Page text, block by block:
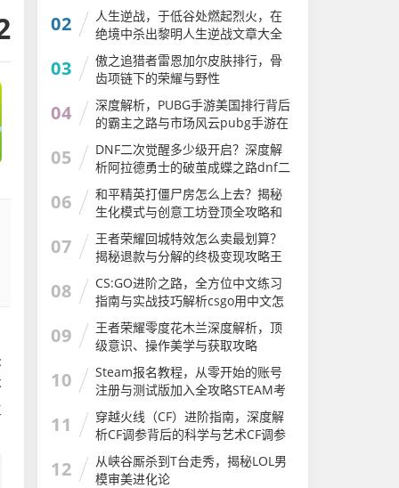
02
人生逆战，于低谷处燃起烈火，在
绝境中杀出黎明人生逆战文章大全
03
傲之追猎者雷恩加尔皮肤排行，骨
齿项链下的荣耀与野性
04
深度解析，PUBG手游美国排行背后
的霸主之路与市场风云pubg手游在
国外火吗
05
DNF二次觉醒多少级开启？深度解
析阿拉德勇士的破茧成蝶之路dnf二
次觉醒几级
06
和平精英打僵尸房怎么上去？揭秘
生化模式与创意工坊登顶全攻略和
平精英打僵尸房怎么上去的
07
王者荣耀回城特效怎么卖最划算？
揭秘退款与分解的终极变现攻略王
者荣耀怎么卖回城特效皮肤
08
CS:GO进阶之路，全方位中文练习
指南与实战技巧解析csgo用中文怎
么说
09
王者荣耀零度花木兰深度解析，顶
级意识、操作美学与获取攻略
10
Steam报名教程，从零开始的账号
注册与测试版加入全攻略STEAM考
试
11
穿越火线（CF）进阶指南，深度解
析CF调参背后的科学与艺术CF调参
软件
12
从峡谷厮杀到T台走秀，揭秘LOL男
模审美进化论